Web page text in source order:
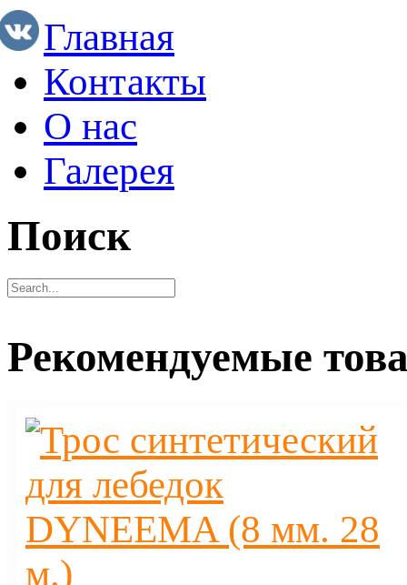
Главная
Контакты
О нас
Галерея
Поиск
Рекомендуемые